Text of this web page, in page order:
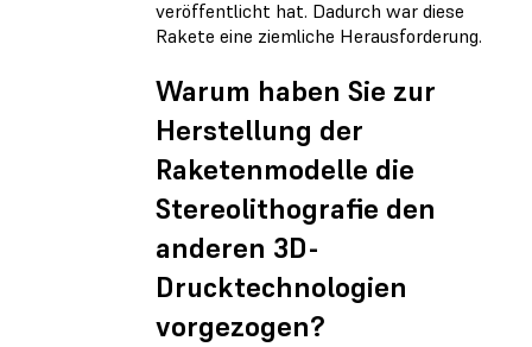
veröffentlicht hat. Dadurch war diese
Rakete eine ziemliche Herausforderung.
Warum haben Sie zur
Herstellung der
Raketenmodelle die
Stereolithografie den
anderen 3D-
Drucktechnologien
vorgezogen?